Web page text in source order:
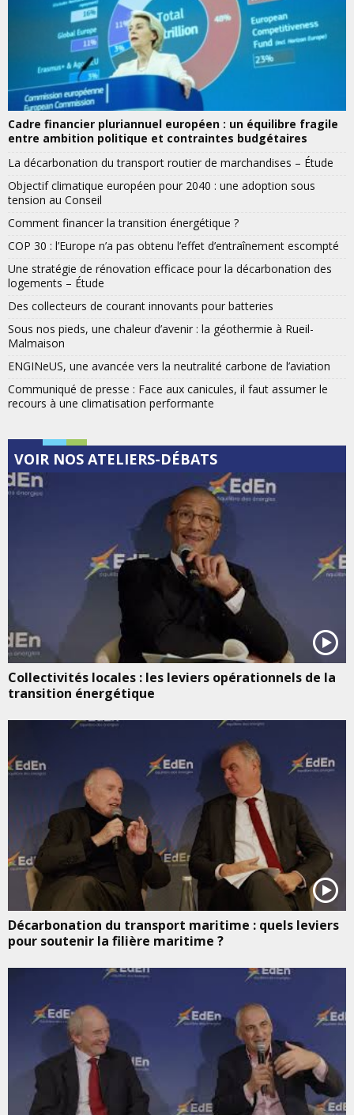
Cadre financier pluriannuel européen : un équilibre fragile
entre ambition politique et contraintes budgétaires
La décarbonation du transport routier de marchandises – Étude
Objectif climatique européen pour 2040 : une adoption sous
tension au Conseil
Comment financer la transition énergétique ?
COP 30 : l’Europe n’a pas obtenu l’effet d’entraînement escompté
Une stratégie de rénovation efficace pour la décarbonation des
logements – Étude
Des collecteurs de courant innovants pour batteries
Sous nos pieds, une chaleur d’avenir : la géothermie à Rueil-
Malmaison
ENGINeUS, une avancée vers la neutralité carbone de l’aviation
Communiqué de presse : Face aux canicules, il faut assumer le
recours à une climatisation performante
VOIR NOS ATELIERS-DÉBATS
Collectivités locales : les leviers opérationnels de la
transition énergétique
Décarbonation du transport maritime : quels leviers
pour soutenir la filière maritime ?